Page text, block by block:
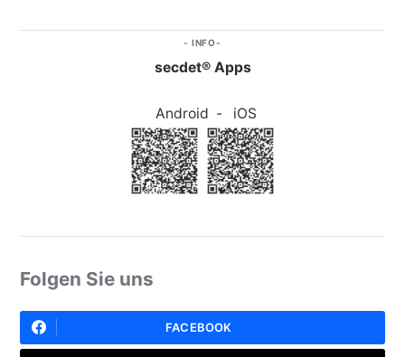
INFO
secdet® Apps
Android - iOS
Folgen Sie uns
FACEBOOK